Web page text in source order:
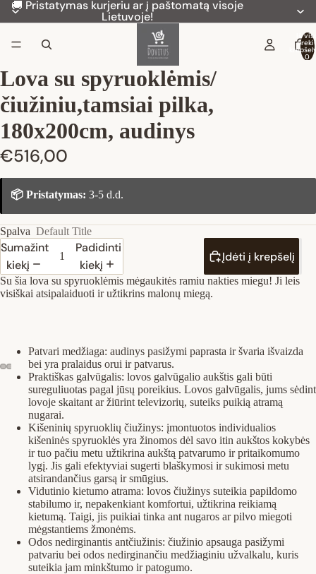
🚚 Pristatymas kurjeriu ar į paštomatą visoje
Lietuvoje!
Iš
0
Lova su spyruoklėmis/
čiužiniu,tamsiai pilka,
180x200cm, audinys
€516,00
📦 Pristatymas: 3-5 d.d.
Spalva Default Title
Sumažinti
kiekį
Padidinti
kiekį
Įdėti į krepšelį
Su šia lova su spyruoklėmis mėgaukitės ramiu nakties miegu! Ji leis
visiškai atsipalaiduoti ir užtikrins malonų miegą.
Patvari medžiaga: audinys pasižymi paprasta ir švaria išvaizda
bei yra pralaidus orui ir patvarus.
Praktiškas galvūgalis: lovos galvūgalio aukštis gali būti
sureguliuotas pagal jūsų poreikius. Lovos galvūgalis, jums sėdint
lovoje skaitant ar žiūrint televizorių, suteiks puikią atramą
nugarai.
Kišeninių spyruoklių čiužinys: įmontuotos individualios
kišeninės spyruoklės yra žinomos dėl savo itin aukštos kokybės
ir tuo pačiu metu užtikrina aukštą patvarumo ir pritaikomumo
lygį. Jis gali efektyviai sugerti blaškymosi ir sukimosi metu
atsirandančius garsą ir smūgius.
Vidutinio kietumo atrama: lovos čiužinys suteikia papildomo
stabilumo ir, nepakenkiant komfortui, užtikrina reikiamą
kietumą. Taigi, jis puikiai tinka ant nugaros ar pilvo miegoti
mėgstantiems žmonėms.
Odos nedirginantis antčiužinis: čiužinio apsauga pasižymi
patvariu bei odos nedirginančiu medžiaginiu užvalkalu, kuris
suteikia jam minkštumo ir patogumo.